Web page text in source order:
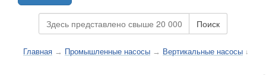
Поиск
Главная → Промышленные насосы → Вертикальные насосы ↓